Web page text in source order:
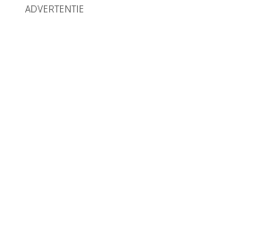
ADVERTENTIE